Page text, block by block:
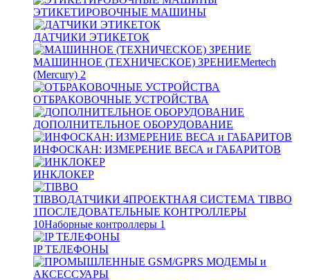
ЭТИКЕТИРОВОЧНЫЕ МАШИНЫ
ДАТЧИКИ ЭТИКЕТОК
МАШИННОЕ (ТЕХНИЧЕСКОЕ) ЗРЕНИЕMertech
(Mercury) 2
ОТБРАКОВОЧНЫЕ УСТРОЙСТВА
ДОПОЛНИТЕЛЬНОЕ ОБОРУДОВАНИЕ
ИНФОСКАН: ИЗМЕРЕНИЕ ВЕСА и ГАБАРИТОВ
ИНКЛОКЕР
TIBBOДАТЧИКИ 4ПРОЕКТНАЯ СИСТЕМА TIBBO
1ПОСЛЕДОВАТЕЛЬНЫЕ КОНТРОЛЛЕРЫ
10Наборные контроллеры 1
IP ТЕЛЕФОНЫ